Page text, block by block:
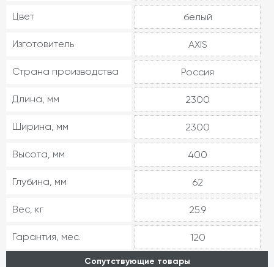
Цвет белый
Изготовитель AXIS
Страна производства Россия
Длина, мм 2300
Ширина, мм 2300
Высота, мм 400
Глубина, мм 62
Вес, кг 25.9
Гарантия, мес. 120
Сопутствующие товары